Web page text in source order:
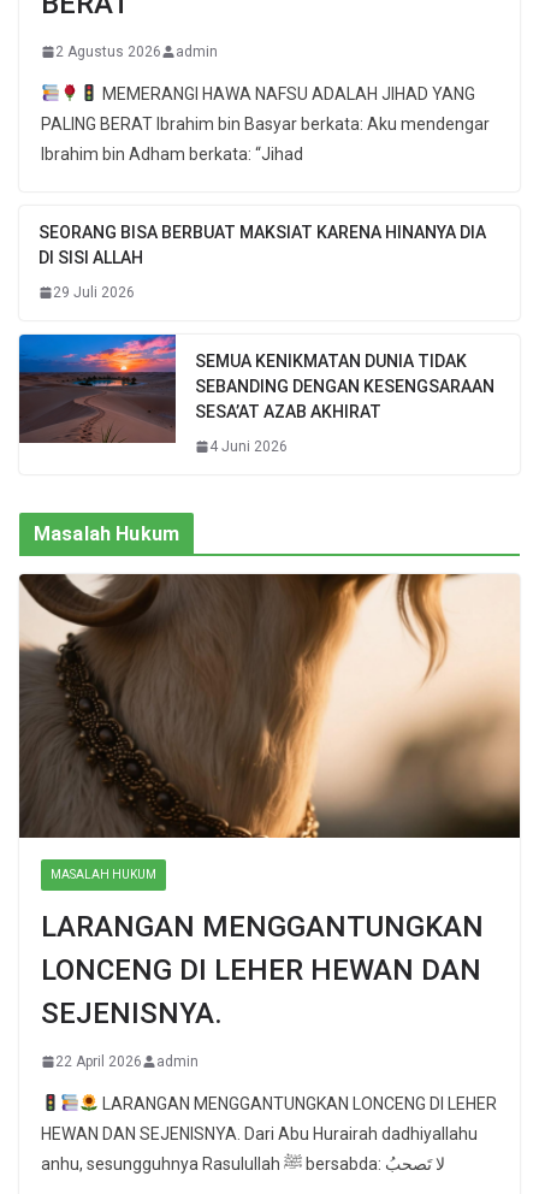
2 Agustus 2026 admin
MEMERANGI HAWA NAFSU ADALAH JIHAD YANG
PALING BERAT Ibrahim bin Basyar berkata: Aku mendengar
Ibrahim bin Adham berkata: “Jihad
SEORANG BISA BERBUAT MAKSIAT KARENA HINANYA DIA
DI SISI ALLAH
29 Juli 2026
SEMUA KENIKMATAN DUNIA TIDAK
SEBANDING DENGAN KESENGSARAAN
SESA’AT AZAB AKHIRAT
4 Juni 2026
Masalah Hukum
MASALAH HUKUM
LARANGAN MENGGANTUNGKAN
LONCENG DI LEHER HEWAN DAN
SEJENISNYA.
22 April 2026 admin
LARANGAN MENGGANTUNGKAN LONCENG DI LEHER
HEWAN DAN SEJENISNYA. Dari Abu Hurairah dadhiyallahu
anhu, sesungguhnya Rasulullah ﷺ bersabda: لا تَصحبُ